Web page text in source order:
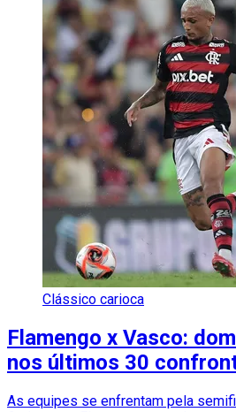
Clássico carioca
Flamengo x Vasco:
nos últimos 30
As equipes se enfrentam pela